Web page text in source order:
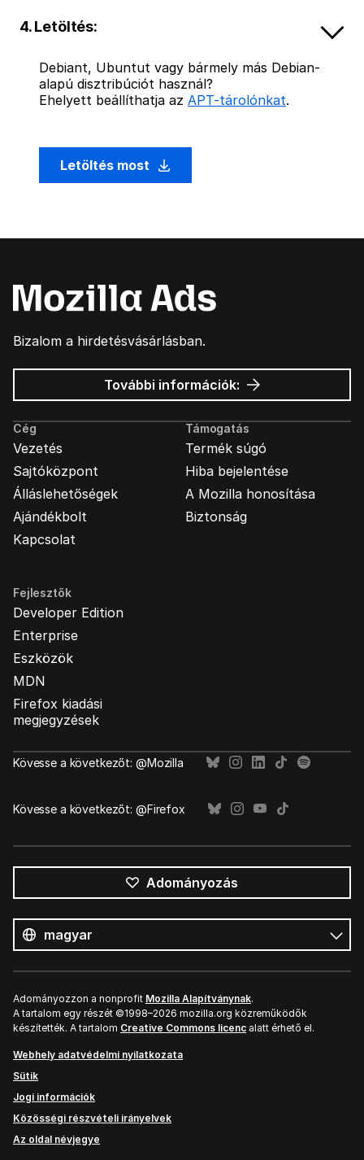
4. Letöltés:
Debiant, Ubuntut vagy bármely más Debian-
alapú disztribúciót használ?
Ehelyett beállíthatja az APT-tárolónkat.
Letöltés most
Bizalom a hirdetésvásárlásban.
További információk: Mozilla
hirdetések
Cég
Vezetés
Sajtóközpont
Álláslehetőségek
Ajándékbolt
Kapcsolat
Támogatás
Termék súgó
Hiba bejelentése
A Mozilla honosítása
Biztonság
Fejlesztők
Developer Edition
Enterprise
Eszközök
MDN
Firefox kiadási
megjegyzések
Kövesse a következőt: @Mozilla
Kövesse a következőt: @Firefox
Adományozás
nyelv
Nyelv
Adományozzon a nonprofit Mozilla Alapítványnak.
A tartalom egy részét ©1998–2026 mozilla.org közreműködők
készítették. A tartalom Creative Commons licenc alatt érhető el.
Webhely adatvédelmi nyilatkozata
Sütik
Jogi információk
Közösségi részvételi irányelvek
Az oldal névjegye